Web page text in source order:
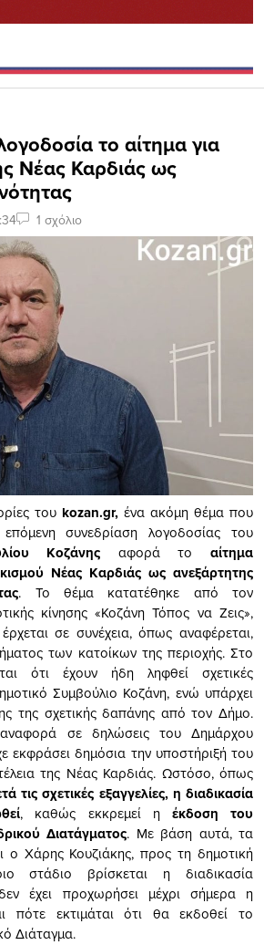
το αίτημα για
Νέας Καρδιάς ως
1 σχόλιο
του kozan.gr, ένα ακόμη θέμα που
συνεδρίαση λογοδοσίας του
Κοζάνης αφορά τοαίτημα
Νέας Καρδιάς ως ανεξάρτητης
. Το θέμα κατατέθηκε από τον
κίνησης «Κοζάνη Τόπος να Ζεις»,
σε συνέχεια, όπως αναφέρεται,
των κατοίκων της περιοχής. Στο
ότι έχουν ήδη ληφθεί σχετικές
Συμβούλιο Κοζάνη, ενώ υπάρχει
της σχετικής δαπάνης από τον Δήμο.
αναφορά σε δηλώσεις του Δημάρχου
εκφράσει δημόσια την υποστήριξή του
της Νέας Καρδιάς. Ωστόσο, όπως
τις σχετικές εξαγγελίες, η διαδικασία
, καθώς εκκρεμεί ηέκδοση του
Διατάγματος. Με βάση αυτά, τα
ο Χάρης Κουζιάκης, προς τη δημοτική
στάδιο βρίσκεται η διαδικασία
έχει προχωρήσει μέχρι σήμερα η
πότε εκτιμάται ότι θα εκδοθεί το
Διάταγμα.